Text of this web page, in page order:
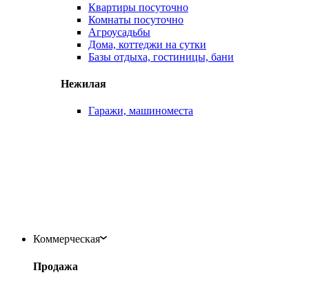
Квартиры посуточно
Комнаты посуточно
Агроусадьбы
Дома, коттеджи на сутки
Базы отдыха, гостиницы, бани
Нежилая
Гаражи, машиноместа
Коммерческая
Продажа